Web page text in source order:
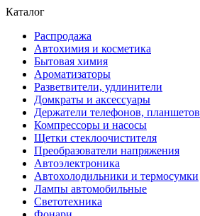
Каталог
Распродажа
Автохимия и косметика
Бытовая химия
Ароматизаторы
Разветвители, удлинители
Домкраты и аксессуары
Держатели телефонов, планшетов
Компрессоры и насосы
Щетки стеклоочистителя
Преобразователи напряжения
Автоэлектроника
Автохолодильники и термосумки
Лампы автомобильные
Светотехника